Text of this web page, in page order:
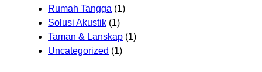
Rumah Tangga (1)
Solusi Akustik (1)
Taman & Lanskap (1)
Uncategorized (1)